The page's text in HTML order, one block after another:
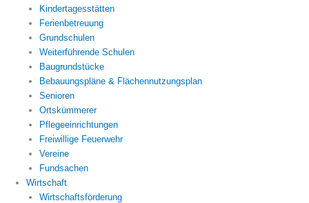
Kindertagesstätten
Ferienbetreuung
Grundschulen
Weiterführende Schulen
Baugrundstücke
Bebauungspläne & Flächennutzungsplan
Senioren
Ortskümmerer
Pflegeeinrichtungen
Freiwillige Feuerwehr
Vereine
Fundsachen
Wirtschaft
Wirtschaftsförderung